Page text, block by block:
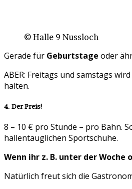
© Halle 9 Nussloch
Gerade für Geburtstage oder
ABER: Freitags und samstags
halten.
4. Der Preis!
8 – 10 € pro Stunde – pro Bahn.
hallentauglichen Sportschuhe.
Wenn ihr z. B. unter der
Natürlich freut sich die